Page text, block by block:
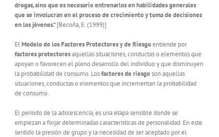
drogas, sino que es necesario entrenarlos en habilidades generales
que se involucran en el proceso de crecimiento y toma de decisiones
en los jóvenes.”[Becoña, E. (1999)]
ElModelo de los Factores Protectores y de Riesgoentiende por
factores protectoresaquellas situaciones, conductas o elementos que
apoyan o favorecen el pleno desarrollo del individuo y que disminuyen
la probabilidad de consumo. Losfactores de riesgoson aquellas
situaciones, conductas o elementos que incrementan la probabilidad
de consumo.
El periodo de la adolescencia, es una etapa sensible donde se
empiezan a forjar determinadas características de personalidad. En este
sentido la presión de grupo y la necesidad de ser aceptado por el